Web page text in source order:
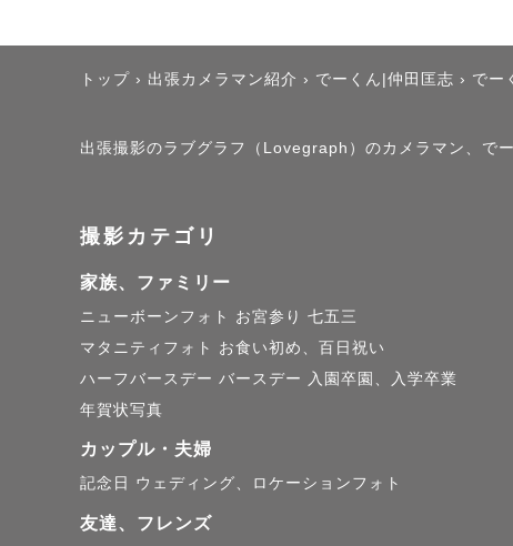
❸撮影が初めてで、当
当日のご案内は全てお
事前にLINEでも丁寧
❹THEｳｪﾃﾞｨﾝｸﾞﾌｫﾄの
    私の撮影は特に小物ｱｲﾃﾑをたくさん使用し、いつもの2人らしい自然体な写真を目指してお撮り
トップ › 出張カメラマン紹介 › でーくん|仲田匡志 › でー
出張撮影のラブグラフ（Lovegraph）のカメラマン、で
撮影カテゴリ
家族、ファミリー
ニューボーンフォト お宮参り 七五三
マタニティフォト
お食い初め、百日祝い
ハーフバースデー バースデー
入園卒園、入学卒業
年賀状写真
カップル・夫婦
記念日 ウェディング、ロケーションフォト
友達、フレンズ